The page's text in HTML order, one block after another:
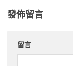
發佈留言
留言